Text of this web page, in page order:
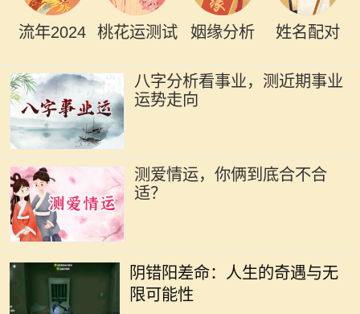
流年2024 桃花运测试 姻缘分析 姓名配对
八字分析看事业，测近期事业
运势走向
测爱情运，你俩到底合不合
适？
阴错阳差命：人生的奇遇与无
限可能性
经历一些看似偶然，却又出人意料的
经历。阴错阳差命，这一概念源于生
活中那些出乎意料的巧合和误解，它